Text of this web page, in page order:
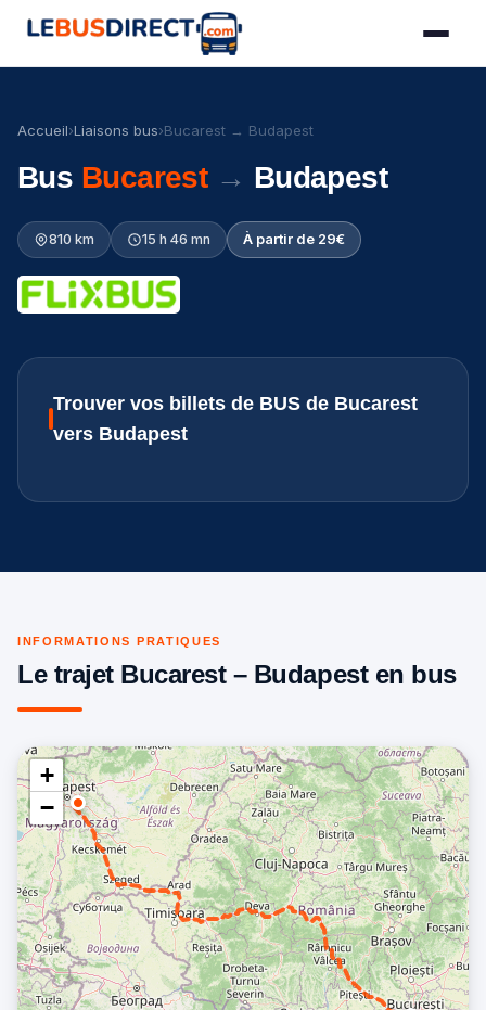
Accueil›Liaisons bus›Bucarest → Budapest
Bus Bucarest → Budapest
810 km 15 h 46 mn À partir de 29€
Trouver vos billets de BUS de Bucarest
vers Budapest
INFORMATIONS PRATIQUES
Le trajet Bucarest – Budapest en bus
+
−